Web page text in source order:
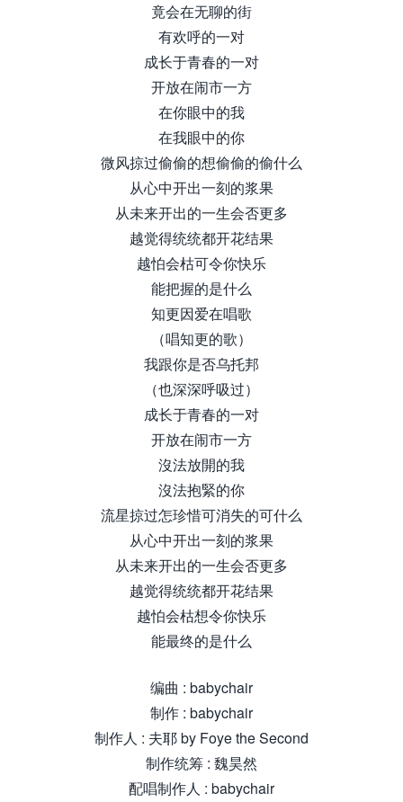
竟会在无聊的街
有欢呼的一对
成长于青春的一对
开放在闹市一方
在你眼中的我
在我眼中的你
微风掠过偷偷的想偷偷的偷什么
从心中开出一刻的浆果
从未来开出的一生会否更多
越觉得统统都开花结果
越怕会枯可令你快乐
能把握的是什么
知更因爱在唱歌
（唱知更的歌）
我跟你是否乌托邦
（也深深呼吸过）
成长于青春的一对
开放在闹市一方
沒法放開的我
沒法抱緊的你
流星掠过怎珍惜可消失的可什么
从心中开出一刻的浆果
从未来开出的一生会否更多
越觉得统统都开花结果
越怕会枯想令你快乐
能最终的是什么
编曲 : babychair
制作 : babychair
制作人 : 夫耶 by Foye the Second
制作统筹 : 魏昊然
配唱制作人 : babychair